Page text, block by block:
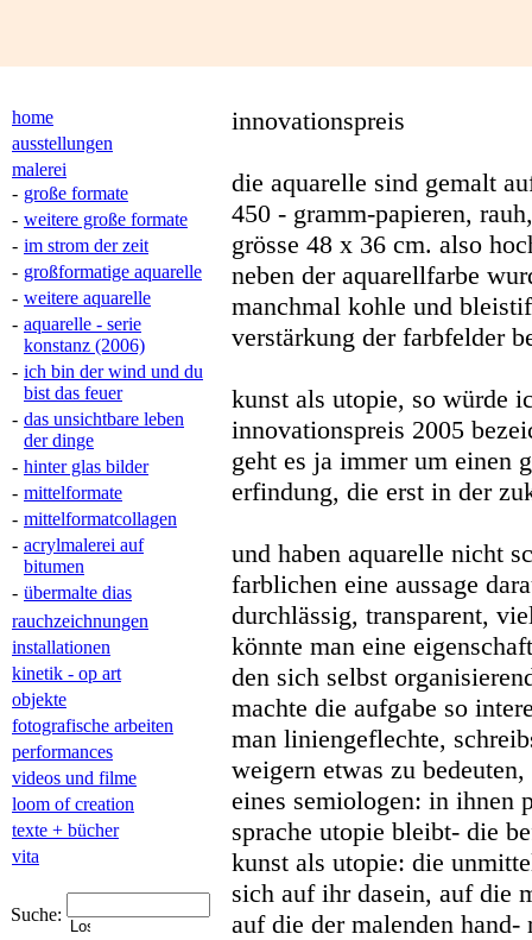
home
ausstellungen
malerei
- große formate
- weitere große formate
- im strom der zeit
- großformatige aquarelle
- weitere aquarelle
- aquarelle - serie
konstanz (2006)
- ich bin der wind und du
bist das feuer
- das unsichtbare leben
der dinge
- hinter glas bilder
- mittelformate
- mittelformatcollagen
- acrylmalerei auf
bitumen
- übermalte dias
rauchzeichnungen
installationen
kinetik - op art
objekte
fotografische arbeiten
performances
videos und filme
loom of creation
texte + bücher
vita
Suche:
innovationspreis
die aquarelle sind gemalt
450 - gramm-papieren,
grösse 48 x 36 cm. also
neben der aquarellfarbe
manchmal kohle und
verstärkung der farbfelder
kunst als utopie, so würde
innovationspreis 2005
geht es ja immer um einen
erfindung, die erst in der
und haben aquarelle nicht
farblichen eine aussage
durchlässig, transparent,
könnte man eine
den sich selbst
machte die aufgabe so
man liniengeflechte,
weigern etwas zu
eines semiologen: in ihnen
sprache utopie bleibt- die
kunst als utopie: die
sich auf ihr dasein, auf die
auf die der malenden hand-